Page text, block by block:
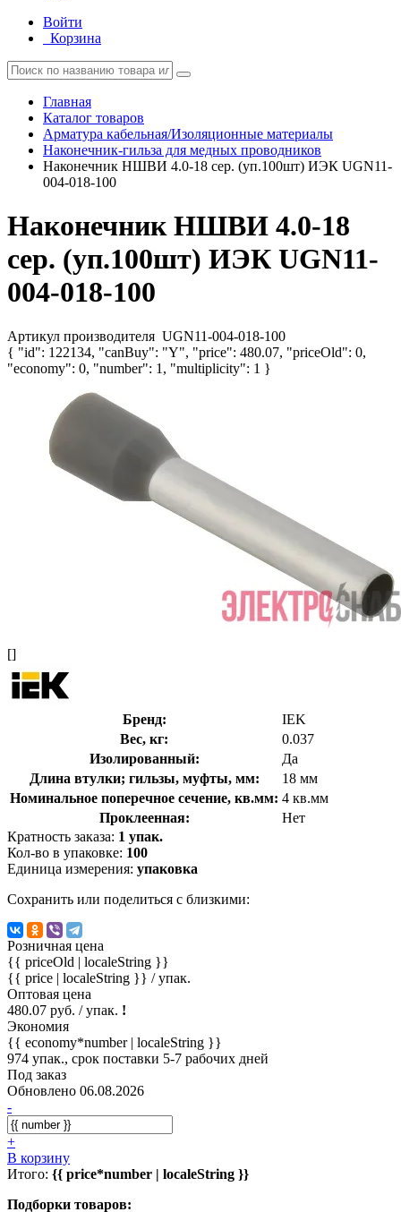
Войти
Корзина
Главная
Каталог товаров
Арматура кабельная/Изоляционные материалы
Наконечник-гильза для медных проводников
Наконечник НШВИ 4.0-18 сер. (уп.100шт) ИЭК UGN11-
004-018-100
Наконечник НШВИ 4.0-18
сер. (уп.100шт) ИЭК UGN11-
004-018-100
Артикул производителя UGN11-004-018-100
{ "id": 122134, "canBuy": "Y", "price": 480.07, "priceOld": 0,
"economy": 0, "number": 1, "multiplicity": 1 }
[]
Бренд:
IEK
Вес, кг:
0.037
Изолированный:
Да
Длина втулки; гильзы, муфты, мм:
18 мм
Номинальное поперечное сечение, кв.мм: 4 кв.мм
Проклеенная:
Нет
Кратность заказа: 1 упак.
Кол-во в упаковке: 100
Единица измерения: упаковка
Сохранить или поделиться с близкими:
Розничная цена
{{ priceOld | localeString }}
{{ price | localeString }} / упак.
Оптовая цена
480.07 руб. / упак. !
Экономия
{{ economy*number | localeString }}
974 упак., срок поставки 5-7 рабочих дней
Под заказ
Обновлено 06.08.2026
-
+
В корзину
Итого: {{ price*number | localeString }}
Подборки товаров: